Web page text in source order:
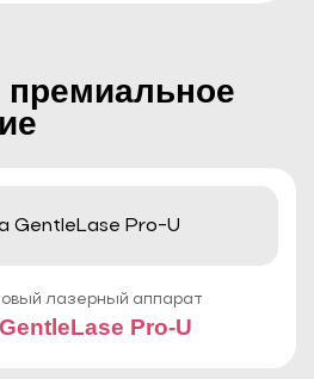
лазерный аппарат
Pro-U